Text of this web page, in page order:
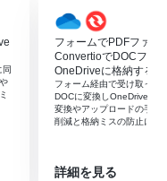
携します。
し、「特定フォルダ内
たら」アクションを設定
し、ファイルがFLAC形
うにします。
ウンロードする」アク
変換します。
フォームでPDFファイ
ConvertioでDOCファ
OneDriveに格納する
フォーム経由で受け取った
DOCに変換しOneDriveへ
変換やアップロードの手作
削減と格納ミスの防止に役
詳細を見る